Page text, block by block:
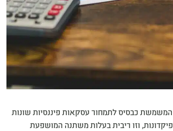
המשמשת כבסיס לתמחור עסקאות פיננסיות שונות
וזו ריבית בעלות משתנה המושפעת